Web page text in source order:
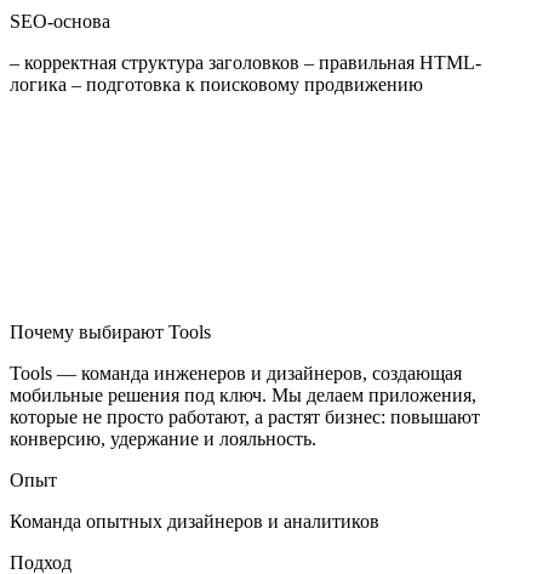
SEO-основа
– корректная структура заголовков – правильная HTML-
логика – подготовка к поисковому продвижению
Почему выбирают Tools
Tools — команда инженеров и дизайнеров, создающая
мобильные решения под ключ. Мы делаем приложения,
которые не просто работают, а растят бизнес: повышают
конверсию, удержание и лояльность.
Опыт
Команда опытных дизайнеров и аналитиков
Подход